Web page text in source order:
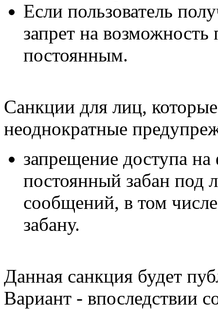
Если пользователь
запрет на возможность
постоянным.
Санкции для лиц,
неоднократные
запрещение доступа
постоянный забан под
сообщений, в том
забану.
Данная санкция будет
Вариант - впоследствии